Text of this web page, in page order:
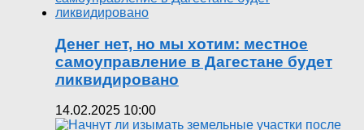
Денег нет, но мы хотим: местное
самоуправление в Дагестане будет
ликвидировано
14.02.2025 10:00